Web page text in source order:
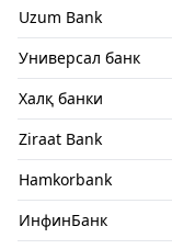
Uzum Bank
Универсал банк
Халқ банки
Ziraat Bank
Hamkorbank
ИнфинБанк